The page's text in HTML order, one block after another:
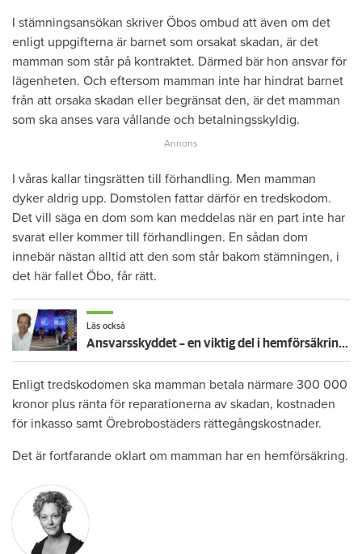
I stämningsansökan skriver Öbos ombud att även om det
enligt uppgifterna är barnet som orsakat skadan, är det
mamman som står på kontraktet. Därmed bär hon ansvar för
lägenheten. Och eftersom mamman inte har hindrat barnet
från att orsaka skadan eller begränsat den, är det mamman
som ska anses vara vållande och betalningsskyldig.
I våras kallar tingsrätten till förhandling. Men mamman
dyker aldrig upp. Domstolen fattar därför en tredskodom.
Det vill säga en dom som kan meddelas när en part inte har
svarat eller kommer till förhandlingen. En sådan dom
innebär nästan alltid att den som står bakom stämningen, i
det här fallet Öbo, får rätt.
Läs också
Ansvarsskyddet – en viktig del i hemförsäkringen
Enligt tredskodomen ska mamman betala närmare 300 000
kronor plus ränta för reparationerna av skadan, kostnaden
för inkasso samt Örebrobostäders rättegångskostnader.
Det är fortfarande oklart om mamman har en hemförsäkring.